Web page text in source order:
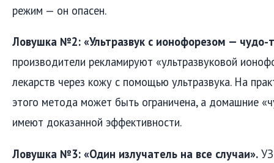
режим — он опасен.
Ловушка №2: «Ультразвук с ионофорезом — чудо-
производители рекламируют «ультразвуковой
лекарств через кожу с помощью ультразвука. На
этого метода может быть ограничена, а домашние
имеют доказанной эффективности.
Ловушка №3: «Один излучатель на все случаи».